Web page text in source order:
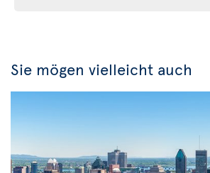
Sie mögen vielleicht auch